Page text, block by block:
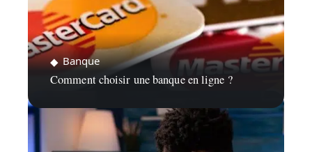
Banque
Comment choisir une banque en ligne ?